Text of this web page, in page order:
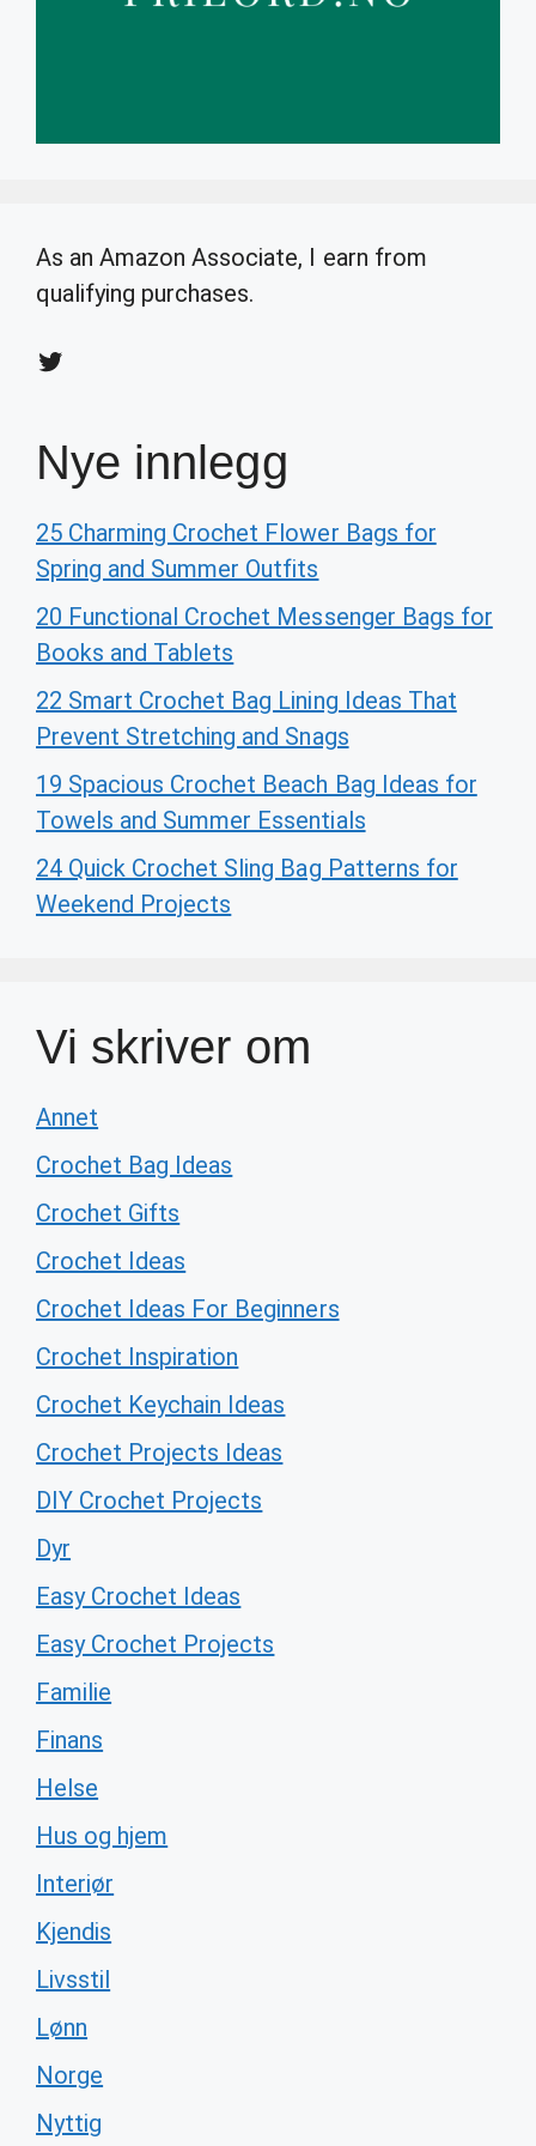
As an Amazon Associate, I earn from
qualifying purchases.
Twitter
Nye innlegg
25 Charming Crochet Flower Bags for
Spring and Summer Outfits
20 Functional Crochet Messenger Bags for
Books and Tablets
22 Smart Crochet Bag Lining Ideas That
Prevent Stretching and Snags
19 Spacious Crochet Beach Bag Ideas for
Towels and Summer Essentials
24 Quick Crochet Sling Bag Patterns for
Weekend Projects
Vi skriver om
Annet
Crochet Bag Ideas
Crochet Gifts
Crochet Ideas
Crochet Ideas For Beginners
Crochet Inspiration
Crochet Keychain Ideas
Crochet Projects Ideas
DIY Crochet Projects
Dyr
Easy Crochet Ideas
Easy Crochet Projects
Familie
Finans
Helse
Hus og hjem
Interiør
Kjendis
Livsstil
Lønn
Norge
Nyttig